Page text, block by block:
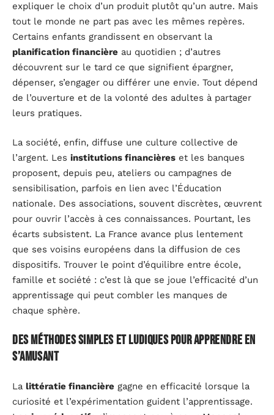
expliquer le choix d’un produit plutôt qu’un autre. Mais
tout le monde ne part pas avec les mêmes repères.
Certains enfants grandissent en observant la
planification financière au quotidien ; d’autres
découvrent sur le tard ce que signifient épargner,
dépenser, s’engager ou différer une envie. Tout dépend
de l’ouverture et de la volonté des adultes à partager
leurs pratiques.
La société, enfin, diffuse une culture collective de
l’argent. Les institutions financières et les banques
proposent, depuis peu, ateliers ou campagnes de
sensibilisation, parfois en lien avec l’Éducation
nationale. Des associations, souvent discrètes, œuvrent
pour ouvrir l’accès à ces connaissances. Pourtant, les
écarts subsistent. La France avance plus lentement
que ses voisins européens dans la diffusion de ces
dispositifs. Trouver le point d’équilibre entre école,
famille et société : c’est là que se joue l’efficacité d’un
apprentissage qui peut combler les manques de
chaque sphère.
Des méthodes simples et ludiques pour apprendre en
s’amusant
La littératie financière gagne en efficacité lorsque la
curiosité et l’expérimentation guident l’apprentissage.